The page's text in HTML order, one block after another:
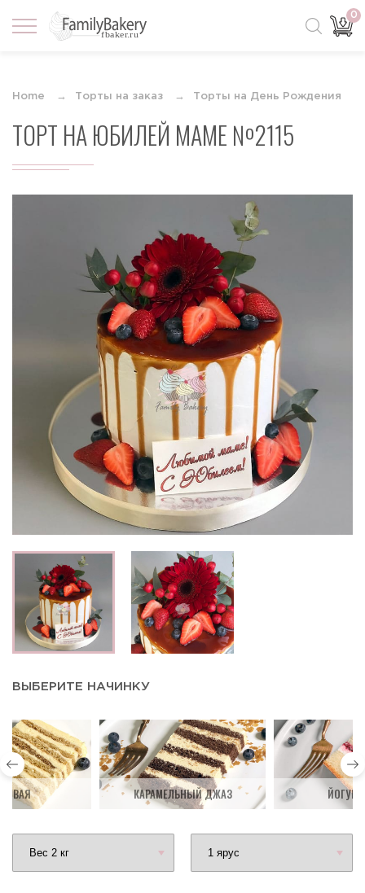
0
Home Торты на заказ Торты на День Рождения
ТОРТ НА ЮБИЛЕЙ МАМЕ №2115
ВЫБЕРИТЕ НАЧИНКУ
КАРАМЕЛЬНЫЙ ДЖАЗ